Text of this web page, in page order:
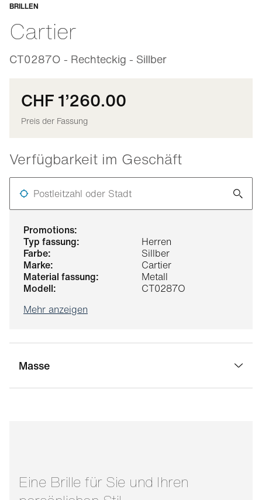
promotions:
typ fassung:
Herren
farbe:
Sillber
marke:
Cartier
material fassung:
Metall
modell:
CT0287O
Mehr anzeigen
Masse
BRILLEN
Cartier
CT0287O - Rechteckig - Sillber
Anpassbar
CHF 1’260.00
Preis der Fassung
Verfügbarkeit im Geschäft
Postleitzahl oder Stadt
Eine Brille für Sie und Ihren